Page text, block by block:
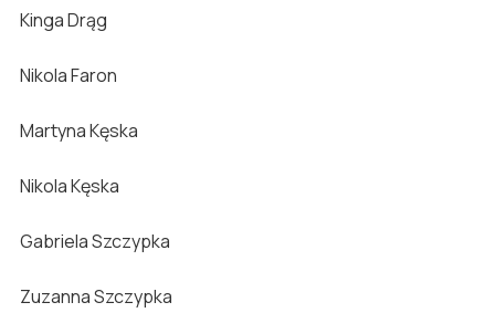
Kinga Drąg
Nikola Faron
Martyna Kęska
Nikola Kęska
Gabriela Szczypka
Zuzanna Szczypka